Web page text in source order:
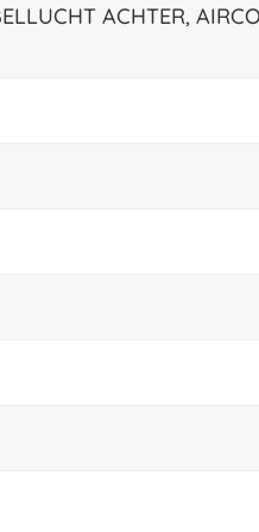
ACHTER,